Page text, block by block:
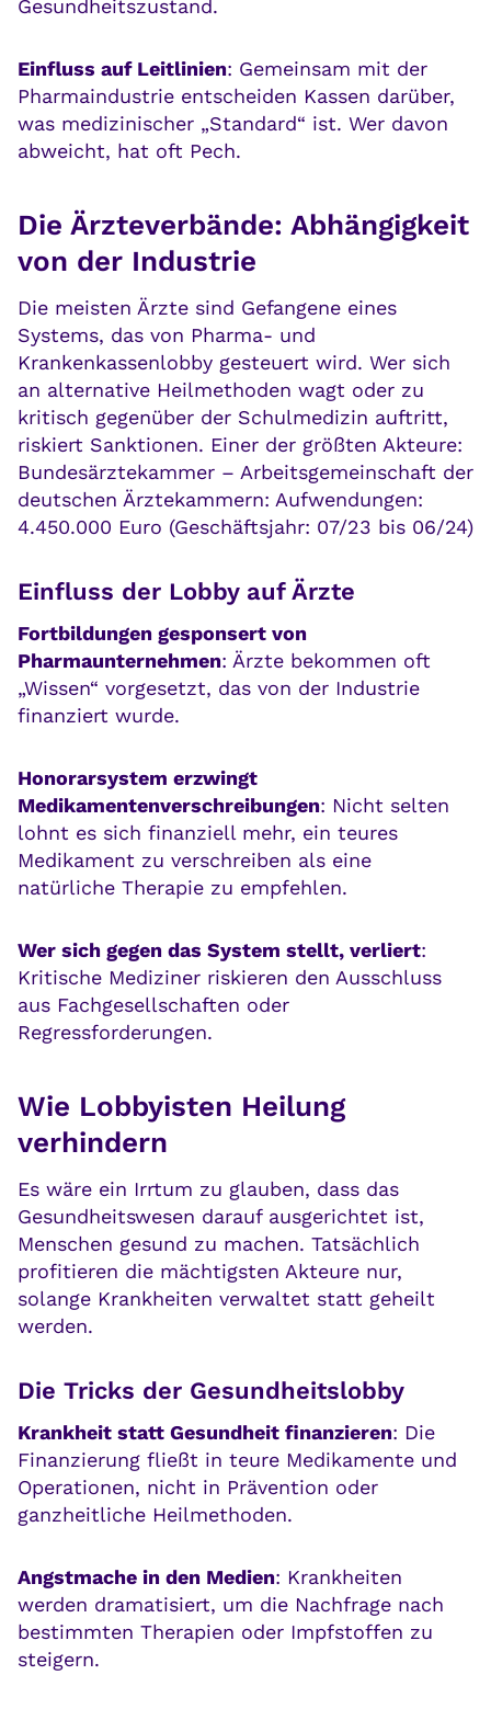
Gesundheitszustand.
Einfluss auf Leitlinien: Gemeinsam mit der
Pharmaindustrie entscheiden Kassen darüber,
was medizinischer „Standard“ ist. Wer davon
abweicht, hat oft Pech.
Die Ärzteverbände: Abhängigkeit
von der Industrie
Die meisten Ärzte sind Gefangene eines
Systems, das von Pharma- und
Krankenkassenlobby gesteuert wird. Wer sich
an alternative Heilmethoden wagt oder zu
kritisch gegenüber der Schulmedizin auftritt,
riskiert Sanktionen. Einer der größten Akteure:
Bundesärztekammer – Arbeitsgemeinschaft der
deutschen Ärztekammern: Aufwendungen:
4.450.000 Euro (Geschäftsjahr: 07/23 bis 06/24)
Einfluss der Lobby auf Ärzte
Fortbildungen gesponsert von
Pharmaunternehmen: Ärzte bekommen oft
„Wissen“ vorgesetzt, das von der Industrie
finanziert wurde.
Honorarsystem erzwingt
Medikamentenverschreibungen: Nicht selten
lohnt es sich finanziell mehr, ein teures
Medikament zu verschreiben als eine
natürliche Therapie zu empfehlen.
Wer sich gegen das System stellt, verliert:
Kritische Mediziner riskieren den Ausschluss
aus Fachgesellschaften oder
Regressforderungen.
Wie Lobbyisten Heilung
verhindern
Es wäre ein Irrtum zu glauben, dass das
Gesundheitswesen darauf ausgerichtet ist,
Menschen gesund zu machen. Tatsächlich
profitieren die mächtigsten Akteure nur,
solange Krankheiten verwaltet statt geheilt
werden.
Die Tricks der Gesundheitslobby
Krankheit statt Gesundheit finanzieren: Die
Finanzierung fließt in teure Medikamente und
Operationen, nicht in Prävention oder
ganzheitliche Heilmethoden.
Angstmache in den Medien: Krankheiten
werden dramatisiert, um die Nachfrage nach
bestimmten Therapien oder Impfstoffen zu
steigern.